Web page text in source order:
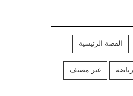
القصة الرئيسية
رياضة غير مصنف